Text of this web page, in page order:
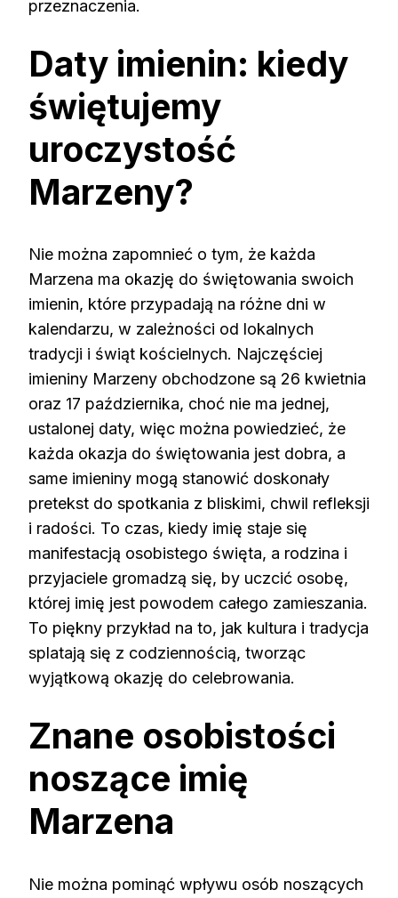
przeznaczenia.
Daty imienin: kiedy
świętujemy
uroczystość
Marzeny?
Nie można zapomnieć o tym, że każda
Marzena ma okazję do świętowania swoich
imienin, które przypadają na różne dni w
kalendarzu, w zależności od lokalnych
tradycji i świąt kościelnych. Najczęściej
imieniny Marzeny obchodzone są 26 kwietnia
oraz 17 października, choć nie ma jednej,
ustalonej daty, więc można powiedzieć, że
każda okazja do świętowania jest dobra, a
same imieniny mogą stanowić doskonały
pretekst do spotkania z bliskimi, chwil refleksji
i radości. To czas, kiedy imię staje się
manifestacją osobistego święta, a rodzina i
przyjaciele gromadzą się, by uczcić osobę,
której imię jest powodem całego zamieszania.
To piękny przykład na to, jak kultura i tradycja
splatają się z codziennością, tworząc
wyjątkową okazję do celebrowania.
Znane osobistości
noszące imię
Marzena
Nie można pominąć wpływu osób noszących